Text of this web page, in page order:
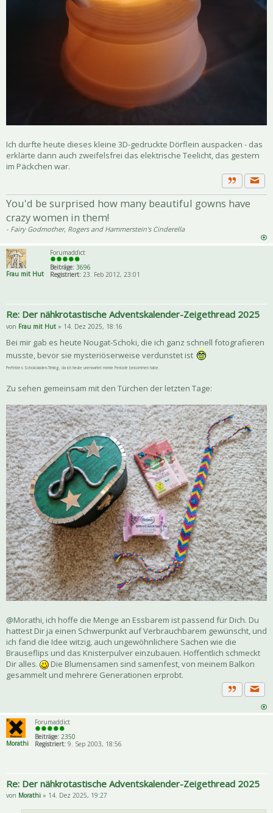
Ich durfte heute dieses kleine 3D-gedruckte Dörflein auspacken - das
erklärte dann auch zweifelsfrei das elektrische Teelicht, das gestern
im Päckchen war.
Zitat
You'd be surprised how many beautiful gowns have
crazy women in them!
- Fairy Godmother, Rogers and Hammerstein's Cinderella
Frau mit Hut
Forumaddict
Beiträge: 3696
Registriert: 23. Feb 2012, 23:01
Re: Der nähkrotastische Adventskalender-Zeigethread 2025
von Frau mit Hut » 14. Dez 2025, 18:16
Bei mir gab es heute Nougat-Schoki, die ich ganz schnell fotografieren
musste, bevor sie mysteriöserweise verdunstet ist
Perfektes Schokoladen-Timing, da ich heute unerwartet meine Periode bekommen habe.
Zu sehen gemeinsam mit den Türchen der letzten Tage:
@Morathi, ich hoffe die Menge an Essbarem ist passend für Dich. Du
hattest Dir ja einen Schwerpunkt auf Verbrauchbarem gewünscht, und
ich fand die Idee witzig, auch ungewöhnlichere Sachen wie die
Brauseflips und das Knisterpulver einzubauen. Hoffentlich schmeckt
Dir alles.
Die Blumensamen sind samenfest, von meinem Balkon
gesammelt und mehrere Generationen erprobt.
Zitat
Morathi
Forumaddict
Beiträge: 2350
Registriert: 9. Sep 2003, 18:56
Re: Der nähkrotastische Adventskalender-Zeigethread 2025
von Morathi » 14. Dez 2025, 19:27